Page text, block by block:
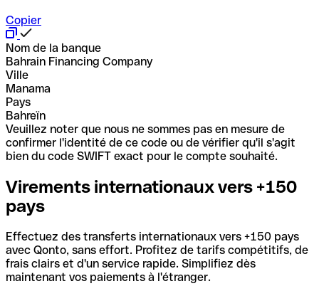
Copier
Nom de la banque
Bahrain Financing Company
Ville
Manama
Pays
Bahreïn
Veuillez noter que nous ne sommes pas en mesure de
confirmer l'identité de ce code ou de vérifier qu'il s'agit
bien du code SWIFT exact pour le compte souhaité.
Virements internationaux vers +150
pays
Effectuez des transferts internationaux vers +150 pays
avec Qonto, sans effort. Profitez de tarifs compétitifs, de
frais clairs et d'un service rapide. Simplifiez dès
maintenant vos paiements à l'étranger.